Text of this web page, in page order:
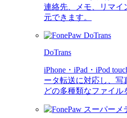
連絡先、メモ、リマイ
元できます。
DoTrans
iPhone・iPad・iPod
ータ転送に対応し、写
どの多種類なファイル